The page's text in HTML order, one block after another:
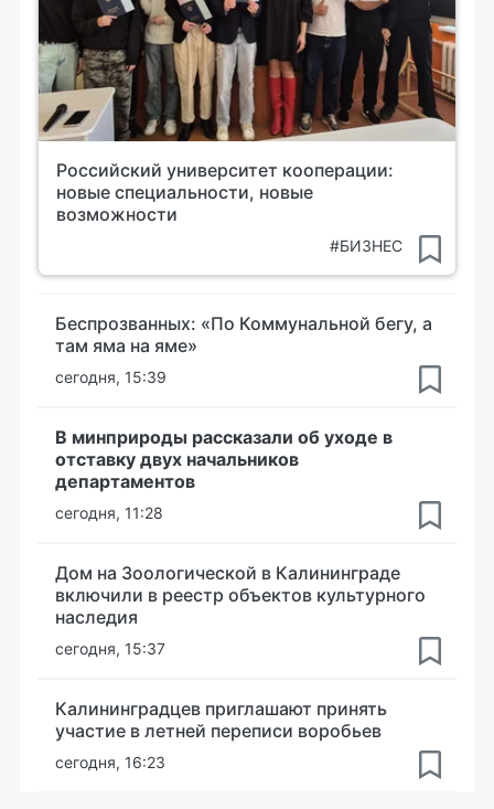
Российский университет кооперации:
новые специальности, новые
возможности
#БИЗНЕС
Беспрозванных: «По Коммунальной бегу, а
там яма на яме»
сегодня, 15:39
В минприроды рассказали об уходе в
отставку двух начальников
департаментов
сегодня, 11:28
Дом на Зоологической в Калининграде
включили в реестр объектов культурного
наследия
сегодня, 15:37
Калининградцев приглашают принять
участие в летней переписи воробьев
сегодня, 16:23